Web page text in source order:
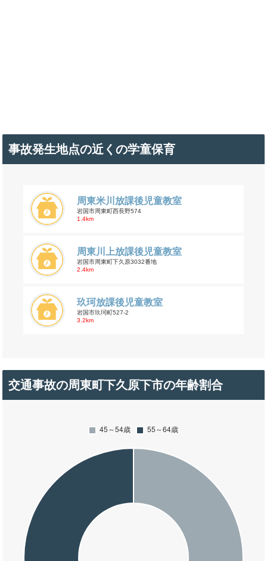
事故発生地点の近くの学童保育
周東米川放課後児童教室
岩国市周東町西長野574
1.4km
周東川上放課後児童教室
岩国市周東町下久原3032番地
2.4km
玖珂放課後児童教室
岩国市玖珂町527-2
3.2km
交通事故の周東町下久原下市の年齢割合